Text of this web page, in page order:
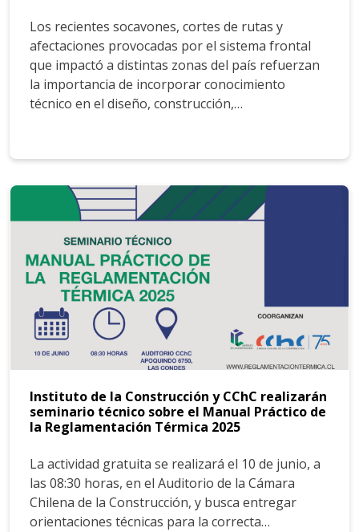
Los recientes socavones, cortes de rutas y
afectaciones provocadas por el sistema frontal
que impactó a distintas zonas del país refuerzan
la importancia de incorporar conocimiento
técnico en el diseño, construcción,…
Instituto de la Construcción y CChC realizarán
seminario técnico sobre el Manual Práctico de
la Reglamentación Térmica 2025
La actividad gratuita se realizará el 10 de junio, a
las 08:30 horas, en el Auditorio de la Cámara
Chilena de la Construcción, y busca entregar
orientaciones técnicas para la correcta…